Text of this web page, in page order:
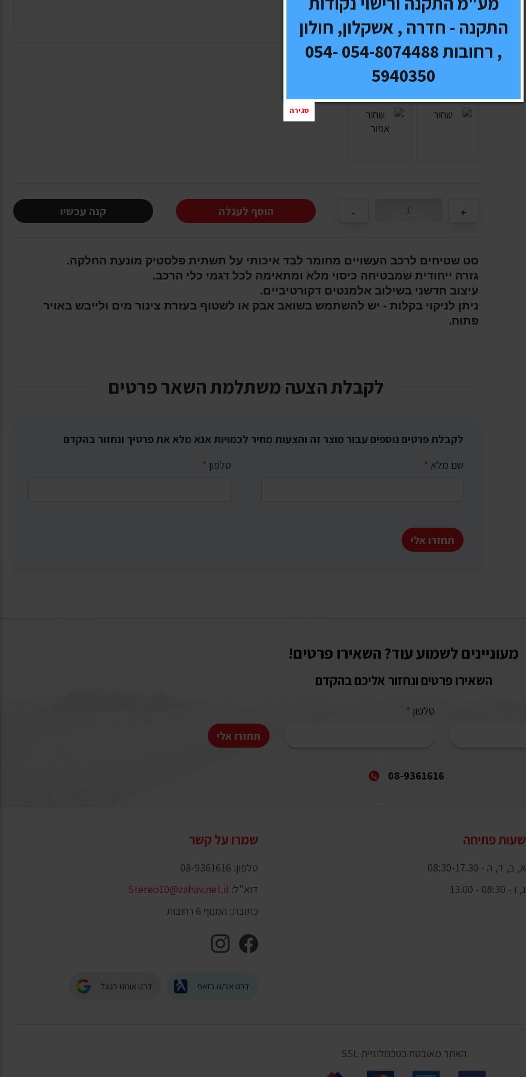
חינם
בחירת צבע/מידה רצוי :
הוסף לעגלה קנה עכשיו
סט שטיחים לרכב העשויים מחומר לבד איכותי על תשתית פלסטיק מונעת החלקה.
גזרה ייחודית שמבטיחה כיסוי מלא ומתאימה לכל דגמי כלי הרכב.
עיצוב חדשני בשילוב אלמנטים דקורטיביים.
ניתן לניקוי בקלות - יש להשתמש בשואב אבק או לשטוף בעזרת צינור מים ולייבש באויר
פתוח.
לקבלת הצעה משתלמת השאר פרטים
לקבלת פרטים נוספים עבור מוצר זה והצעות מחיר לכמויות אנא מלא את פרטיך ונחזור בהקדם
שם מלא * טלפון *
תחזרו אלי
מעוניינים לשמוע עוד? השאירו פרטים!
השאירו פרטים ונחזור אליכם בהקדם
טלפון *
תחזרו אלי
08-9361616
שעות פתיחה
א, ב, ד, ה - 08:30-17.30
ג, ו - 08:30 - 13.00
שמרו על קשר
טלפון: 08-9361616
דוא"ל: Stereo10@zahav.net.il
כתובת: המנוף 6 רחובות
דרגו אותנו בזאפ דרגו אותנו בגוגל
האתר מאובטח בטכנולוגיית SSL
התקנה - חדרה , אשקלון, חולון
, רחובות 054-8074488 054-
5940350
סגירה